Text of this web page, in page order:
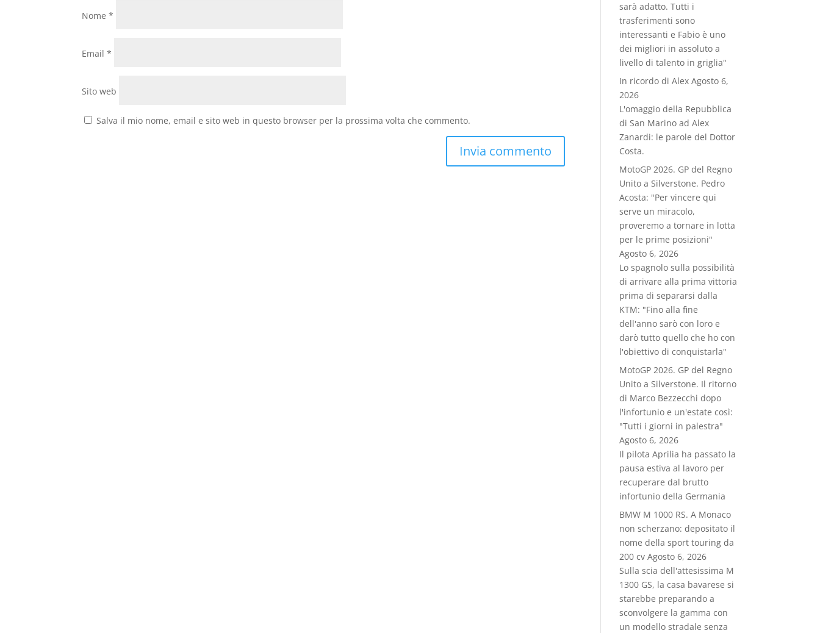
Nome*
Email*
Sito web
Salva il mio nome, email e sito web in questo browser per la prossima volta che commento.
sarà adatto. Tutti i
trasferimenti sono
interessanti e Fabio è uno
dei migliori in assoluto a
livello di talento in griglia"
In ricordo di Alex Agosto 6,
2026
L'omaggio della Repubblica
di San Marino ad Alex
Zanardi: le parole del Dottor
Costa.
MotoGP 2026. GP del Regno
Unito a Silverstone. Pedro
Acosta: "Per vincere qui
serve un miracolo,
proveremo a tornare in lotta
per le prime posizioni"
Agosto 6, 2026
Lo spagnolo sulla possibilità
di arrivare alla prima vittoria
prima di separarsi dalla
KTM: "Fino alla fine
dell'anno sarò con loro e
darò tutto quello che ho con
l'obiettivo di conquistarla"
MotoGP 2026. GP del Regno
Unito a Silverstone. Il ritorno
di Marco Bezzecchi dopo
l'infortunio e un'estate così:
"Tutti i giorni in palestra"
Agosto 6, 2026
Il pilota Aprilia ha passato la
pausa estiva al lavoro per
recuperare dal brutto
infortunio della Germania
BMW M 1000 RS. A Monaco
non scherzano: depositato il
nome della sport touring da
200 cv Agosto 6, 2026
Sulla scia dell'attesissima M
1300 GS, la casa bavarese si
starebbe preparando a
sconvolgere la gamma con
un modello stradale senza